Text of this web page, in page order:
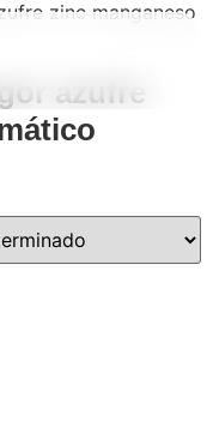
zinc manganeso
azufre